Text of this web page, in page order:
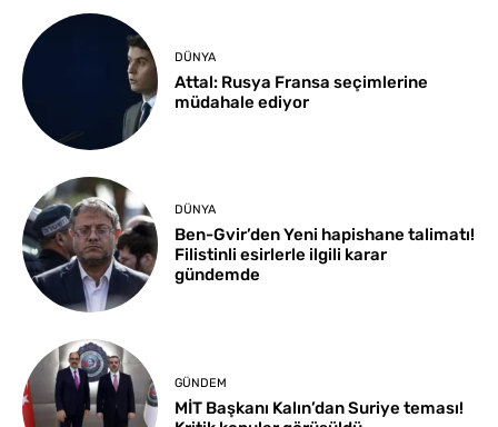
DÜNYA
Attal: Rusya Fransa seçimlerine
müdahale ediyor
DÜNYA
Ben-Gvir’den Yeni hapishane talimatı!
Filistinli esirlerle ilgili karar
gündemde
GÜNDEM
MİT Başkanı Kalın’dan Suriye teması!